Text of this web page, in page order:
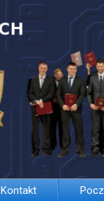
Kontakt